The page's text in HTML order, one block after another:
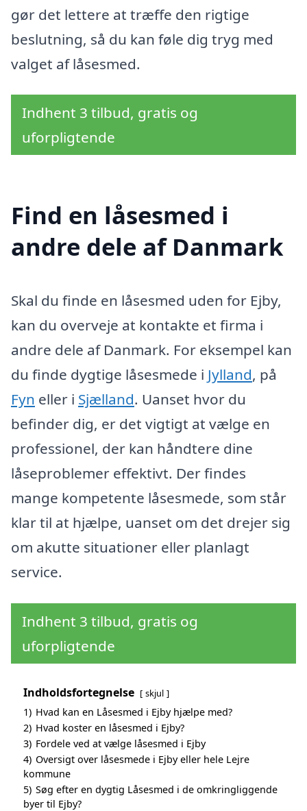
gør det lettere at træffe den rigtige
beslutning, så du kan føle dig tryg med
valget af låsesmed.
Indhent 3 tilbud, gratis og
uforpligtende
Find en låsesmed i
andre dele af Danmark
Skal du finde en låsesmed uden for Ejby,
kan du overveje at kontakte et firma i
andre dele af Danmark. For eksempel kan
du finde dygtige låsesmede i Jylland, på
Fyn eller i Sjælland. Uanset hvor du
befinder dig, er det vigtigt at vælge en
professionel, der kan håndtere dine
låseproblemer effektivt. Der findes
mange kompetente låsesmede, som står
klar til at hjælpe, uanset om det drejer sig
om akutte situationer eller planlagt
service.
Indhent 3 tilbud, gratis og
uforpligtende
Indholdsfortegnelse skjul
1) Hvad kan en Låsesmed i Ejby hjælpe med?
2) Hvad koster en låsesmed i Ejby?
3) Fordele ved at vælge låsesmed i Ejby
4) Oversigt over låsesmede i Ejby eller hele Lejre
kommune
5) Søg efter en dygtig Låsesmed i de omkringliggende
byer til Ejby?